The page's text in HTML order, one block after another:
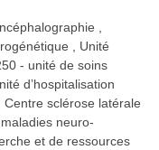
Unité
- unité de soins
d’hospitalisation
Centre sclérose latérale
neuro-
et de ressources